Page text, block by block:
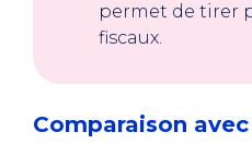
permet de tirer
fiscaux.
Comparaison